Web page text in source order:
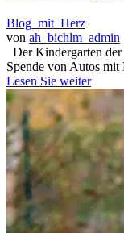
Blog_mit_Herz
von ah_bichlm_admin
Der Kindergarten
Spende von Autos mit
Lesen Sie weiter